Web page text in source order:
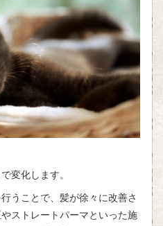
変化します。
うことで、髪が徐々に改善さ
ストレートパーマといった施